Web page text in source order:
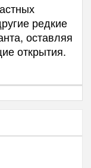
редкие
оставляя
открытия.